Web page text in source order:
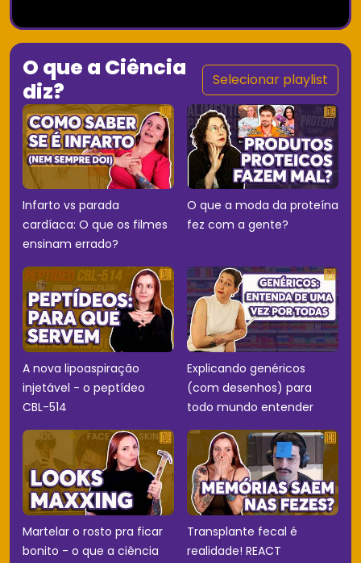
O que a Ciência
diz?
Selecionar playlist
Infarto vs parada
cardíaca: O que os filmes
ensinam errado?
O que a moda da proteína
fez com a gente?
A nova lipoaspiração
injetável - o peptídeo
CBL-514
Explicando genéricos
(com desenhos) para
todo mundo entender
Martelar o rosto pra ficar
bonito - o que a ciência
Transplante fecal é
realidade! REACT